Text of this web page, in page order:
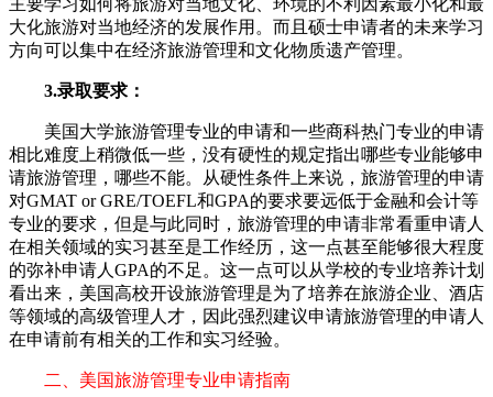
大化旅游对当地经济的发展作用。而且硕士申请者的未来学习
方向可以集中在经济旅游管理和文化物质遗产管理。
3.录取要求：
美国大学旅游管理专业的申请和一些商科热门专业的申请
相比难度上稍微低一些，没有硬性的规定指出哪些专业能够申
请旅游管理，哪些不能。从硬性条件上来说，旅游管理的申请
对GMAT or GRE/TOEFL和GPA的要求要远低于金融和会计等
专业的要求，但是与此同时，旅游管理的申请非常看重申请人
在相关领域的实习甚至是工作经历，这一点甚至能够很大程度
的弥补申请人GPA的不足。这一点可以从学校的专业培养计划
看出来，美国高校开设旅游管理是为了培养在旅游企业、酒店
等领域的高级管理人才，因此强烈建议申请旅游管理的申请人
在申请前有相关的工作和实习经验。
二、美国旅游管理专业申请指南